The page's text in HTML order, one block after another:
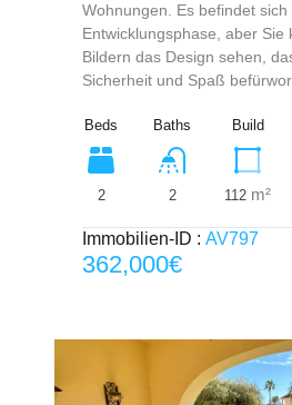
Wohnungen. Es befindet sich
Entwicklungsphase, aber Sie
Bildern das Design sehen,
Sicherheit und Spaß
Beds
2
Baths
2
Build
112 m²
Immobilien-ID : AV797
362,000€